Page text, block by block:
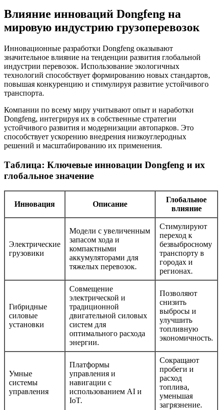
Влияние инноваций Dongfeng на
мировую индустрию грузоперевозок
Инновационные разработки Dongfeng оказывают
значительное влияние на тенденции развития глобальной
индустрии перевозок. Использование экологичных
технологий способствует формированию новых стандартов,
повышая конкуренцию и стимулируя развитие устойчивого
транспорта.
Компании по всему миру учитывают опыт и наработки
Dongfeng, интегрируя их в собственные стратегии
устойчивого развития и модернизации автопарков. Это
способствует ускорению внедрения низкоуглеродных
решений и масштабированию их применения.
Таблица: Ключевые инновации Dongfeng и их
глобальное значение
Инновация Описание
Глобальное
влияние
Электрические
грузовики
Модели с увеличенным
запасом хода и
компактными
аккумуляторами для
тяжелых перевозок.
Стимулируют
переход к
безвыбросному
транспорту в
городах и
регионах.
Гибридные
силовые
установки
Совмещение
электрической и
традиционной
двигательной силовых
систем для
оптимального расхода
энергии.
Позволяют
снизить
выбросы и
улучшить
топливную
экономичность.
Умные
системы
управления
Платформы
управления и
навигации с
использованием AI и
IoT.
Сокращают
пробеги и
расход
топлива,
уменьшая
загрязнение.